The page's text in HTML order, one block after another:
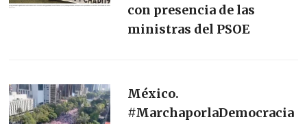
con presencia de las
ministras del PSOE
México.
#MarchaporlaDemocracia